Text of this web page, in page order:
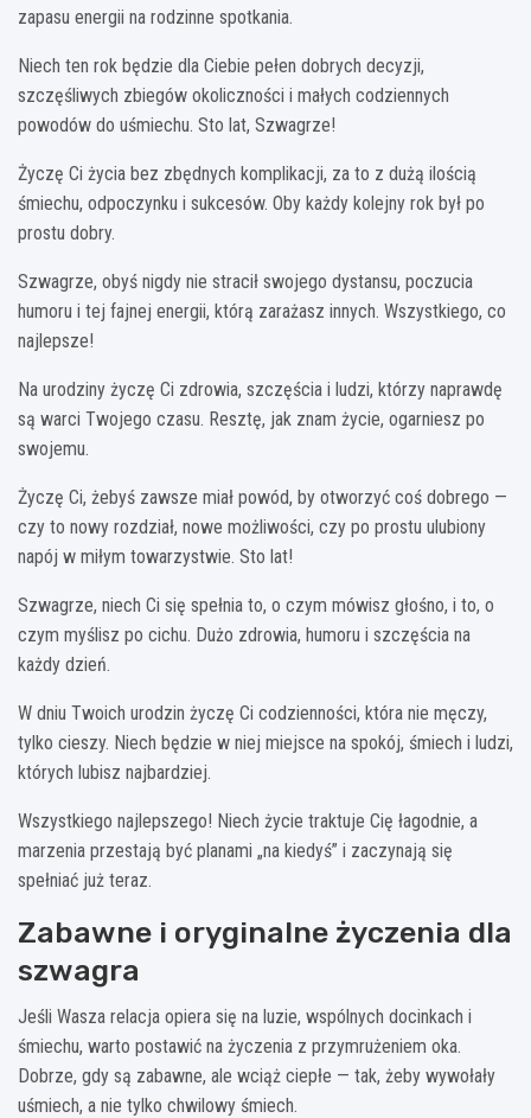
zapasu energii na rodzinne spotkania.
Niech ten rok będzie dla Ciebie pełen dobrych decyzji,
szczęśliwych zbiegów okoliczności i małych codziennych
powodów do uśmiechu. Sto lat, Szwagrze!
Życzę Ci życia bez zbędnych komplikacji, za to z dużą ilością
śmiechu, odpoczynku i sukcesów. Oby każdy kolejny rok był po
prostu dobry.
Szwagrze, obyś nigdy nie stracił swojego dystansu, poczucia
humoru i tej fajnej energii, którą zarażasz innych. Wszystkiego, co
najlepsze!
Na urodziny życzę Ci zdrowia, szczęścia i ludzi, którzy naprawdę
są warci Twojego czasu. Resztę, jak znam życie, ogarniesz po
swojemu.
Życzę Ci, żebyś zawsze miał powód, by otworzyć coś dobrego —
czy to nowy rozdział, nowe możliwości, czy po prostu ulubiony
napój w miłym towarzystwie. Sto lat!
Szwagrze, niech Ci się spełnia to, o czym mówisz głośno, i to, o
czym myślisz po cichu. Dużo zdrowia, humoru i szczęścia na
każdy dzień.
W dniu Twoich urodzin życzę Ci codzienności, która nie męczy,
tylko cieszy. Niech będzie w niej miejsce na spokój, śmiech i ludzi,
których lubisz najbardziej.
Wszystkiego najlepszego! Niech życie traktuje Cię łagodnie, a
marzenia przestają być planami „na kiedyś” i zaczynają się
spełniać już teraz.
Zabawne i oryginalne życzenia dla
szwagra
Jeśli Wasza relacja opiera się na luzie, wspólnych docinkach i
śmiechu, warto postawić na życzenia z przymrużeniem oka.
Dobrze, gdy są zabawne, ale wciąż ciepłe — tak, żeby wywołały
uśmiech, a nie tylko chwilowy śmiech.